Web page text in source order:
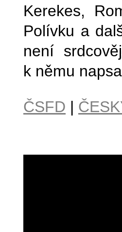
Kerekes,
Polívku a
není
k němu
ČSFD |